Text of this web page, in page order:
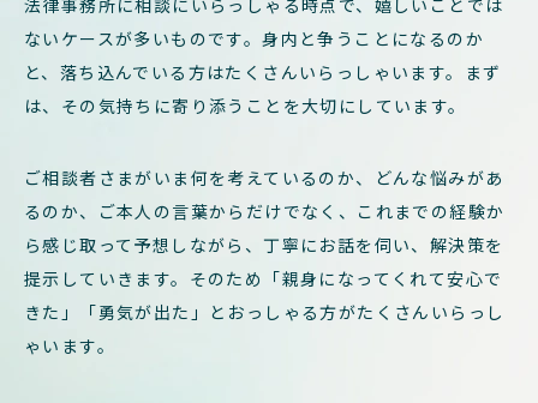
法律事務所に相談にいらっしゃる時点で、嬉しいことでは
ないケースが多いものです。身内と争うことになるのか
と、落ち込んでいる方はたくさんいらっしゃいます。まず
は、その気持ちに寄り添うことを大切にしています。
ご相談者さまがいま何を考えているのか、どんな悩みがあ
るのか、ご本人の言葉からだけでなく、これまでの経験か
ら感じ取って予想しながら、丁寧にお話を伺い、解決策を
提示していきます。そのため「親身になってくれて安心で
きた」「勇気が出た」とおっしゃる方がたくさんいらっし
ゃいます。